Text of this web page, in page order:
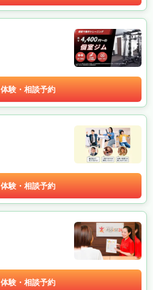
体験・相談予約
体験・相談予約
体験・相談予約